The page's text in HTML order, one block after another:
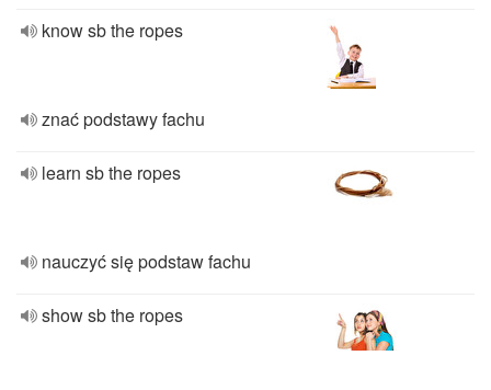
know sb the ropes
znać podstawy fachu
learn sb the ropes
nauczyć się podstaw fachu
show sb the ropes